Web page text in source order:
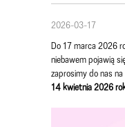
2026-03-17
Do 17 marca 2026
niebawem pojawią
zaprosimy do nas na
14 kwietnia 2026